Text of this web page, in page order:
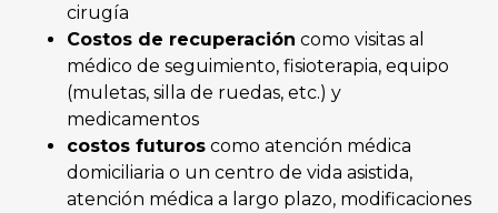
cirugía
Costos de recuperación como visitas al
médico de seguimiento, fisioterapia, equipo
(muletas, silla de ruedas, etc.) y
medicamentos
costos futuros como atención médica
domiciliaria o un centro de vida asistida,
atención médica a largo plazo, modificaciones